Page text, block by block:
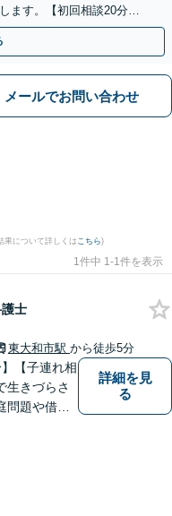
ます。【初回相談20分無
メールでお問い合わせ
果について詳しくは こちら)
1件中 1-1件を表示
士
東大和市駅 から徒歩5分
】【子連れ相
生きづらさ
題や借金
詳細を見
る